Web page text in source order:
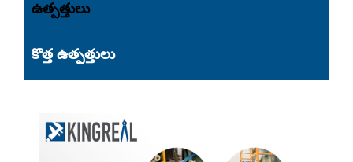
ఉత్పత్తులు
కొత్త ఉత్పత్తులు